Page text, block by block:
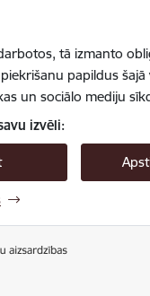
tā izmanto
papildus
un sociālo mediju
izvēli: